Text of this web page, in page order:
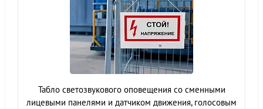
Табло светозвукового оповещения со сменными
лицевыми панелями и датчиком движения, голосовым